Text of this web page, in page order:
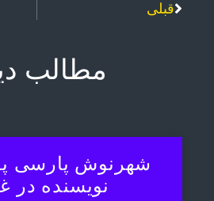
قبلی
مطالب
شهرنوش پارسی
نویسنده در